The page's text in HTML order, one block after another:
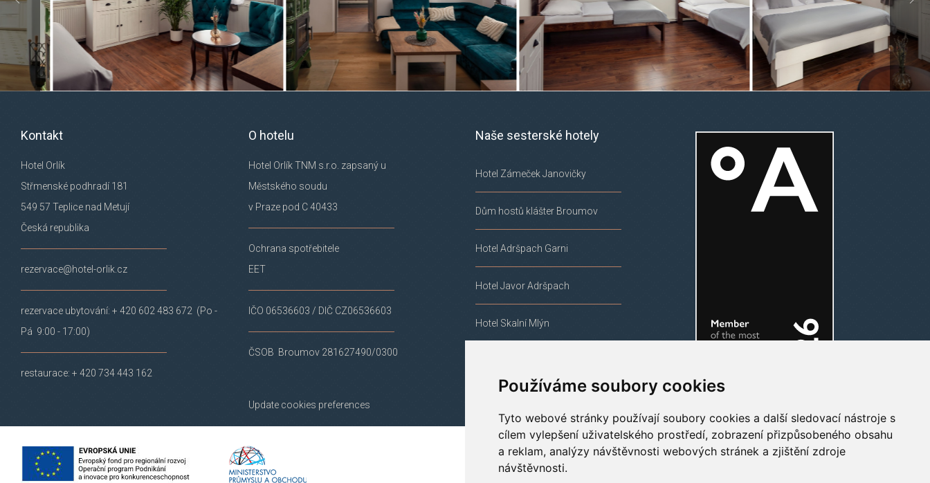
Používáme soubory cookies
Tyto webové stránky používají soubory cookies a další sledovací nástroje s
cílem vylepšení uživatelského prostředí, zobrazení přizpůsobeného obsahu
a reklam, analýzy návštěvnosti webových stránek a zjištění zdroje
návštěvnosti.
Kontakt
Hotel Orlík
Střmenské podhradí 181
549 57 Teplice nad Metují
Česká republika
rezervace@hotel-orlik.cz
rezervace ubytování: + 420 602 483 672 (Po -
Pá 9:00 - 17:00)
restaurace: + 420 734 443 162
O hotelu
Hotel Orlík TNM s.r.o. zapsaný u
Městského soudu
v Praze pod C 40433
Ochrana spotřebitele
EET
IČO 06536603 / DIČ CZ06536603
ČSOB Broumov 281627490/0300
Update cookies preferences
Naše sesterské hotely
Hotel Zámeček Janovičky
Dům hostů klášter Broumov
Hotel Adršpach Garni
Hotel Javor Adršpach
Hotel Skalní Mlýn
Projekt REKONSTRUKCE HOTELU ORLÍK _2/CZ.01.2.07/0.0/0.0/19_256/0019237 je spolufinancován
Evropskou unií.